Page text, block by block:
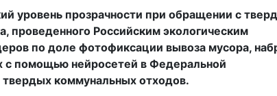
уровень прозрачности при обращении с
проведенного Российским экологическим
по доле фотофиксации вывоза мусора,
с помощью нейросетей в Федеральной
коммунальных отходов.